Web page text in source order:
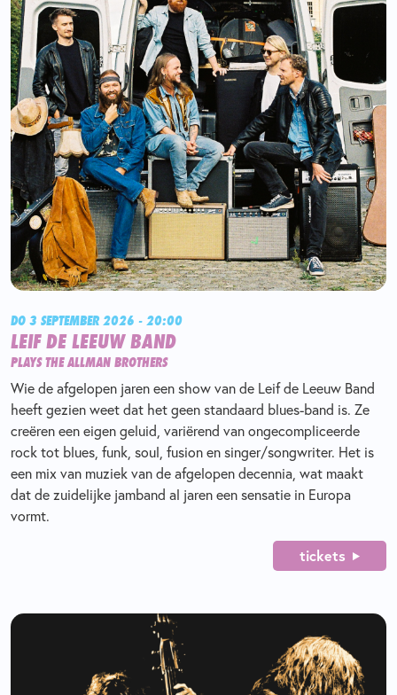
DO 3 SEPTEMBER 2026 - 20:00
LEIF DE LEEUW BAND
PLAYS THE ALLMAN BROTHERS
Wie de afgelopen jaren een show van de Leif de Leeuw Band
heeft gezien weet dat het geen standaard blues-band is. Ze
creëren een eigen geluid, variërend van ongecompliceerde
rock tot blues, funk, soul, fusion en singer/songwriter. Het is
een mix van muziek van de afgelopen decennia, wat maakt
dat de zuidelijke jamband al jaren een sensatie in Europa
vormt.
tickets